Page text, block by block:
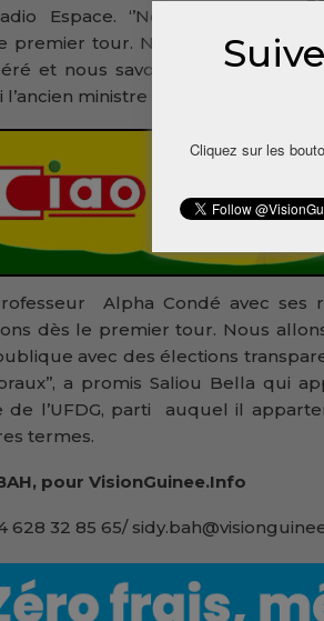
Espace. ‘’Nous passerons
premier tour. Nos challengers
et nous savons qui ils sont.
l’ancien ministre de l’enseignement
Professeur Alpha Condé avec
dès le premier tour. Nous
avec des élections
a promis Saliou Bella qui
de l’UFDG, parti auquel il
termes.
pour VisionGuinee.Info
628 32 85 65/
Cliquez sur les